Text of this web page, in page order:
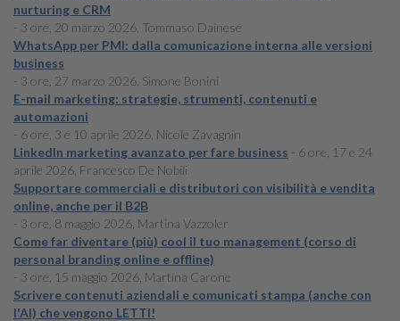
nurturing e CRM
- 3 ore, 20 marzo 2026, Tommaso Dainese
WhatsApp per PMI: dalla comunicazione interna alle versioni
business
- 3 ore, 27 marzo 2026, Simone Bonini
E-mail marketing: strategie, strumenti, contenuti e
automazioni
- 6 ore, 3 e 10 aprile 2026, Nicole Zavagnin
LinkedIn marketing avanzato per fare business - 6 ore, 17 e 24
aprile 2026, Francesco De Nobili
Supportare commerciali e distributori con visibilità e vendita
online, anche per il B2B
- 3 ore, 8 maggio 2026, Martina Vazzoler
Come far diventare (più) cool il tuo management (corso di
personal branding online e offline)
- 3 ore, 15 maggio 2026, Martina Carone
Scrivere contenuti aziendali e comunicati stampa (anche con
l'AI) che vengono LETTI!